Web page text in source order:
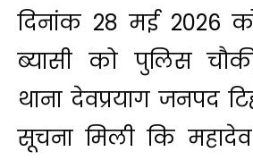
दिनांक 28 मई 2026
ब्यासी को पुलिस
थाना देवप्रयाग जनपद
सूचना मिली कि